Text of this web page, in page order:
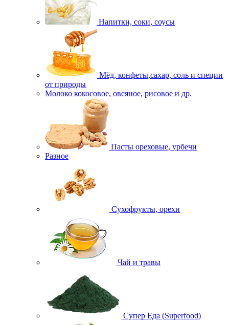
Напитки, соки, соусы
Мёд, конфеты,сахар, соль и специи
от природы
Молоко кокосовое, овсяное, рисовое и др.
Пасты ореховые, урбечи
Разное
Сухофрукты, орехи
Чай и травы
Супер Еда (Superfood)